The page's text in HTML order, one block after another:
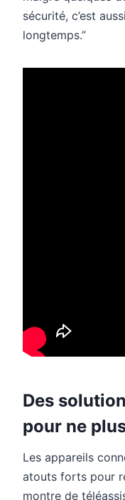
sécurité, c’est
longtemps.”
Des
pour ne
Les appareils
atouts forts pour
montre de